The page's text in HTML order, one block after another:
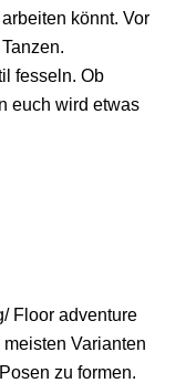
könnt. Vor
fesseln. Ob
euch wird etwas
Floor adventure
Varianten
zu formen.